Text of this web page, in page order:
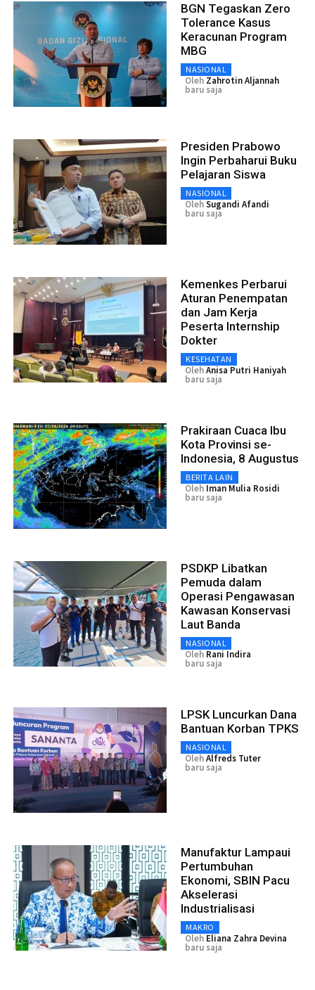
BGN Tegaskan Zero
Tolerance Kasus
Keracunan Program
MBG
NASIONAL
Oleh Zahrotin Aljannah
baru saja
Presiden Prabowo
Ingin Perbaharui Buku
Pelajaran Siswa
NASIONAL
OlehSugandi Afandi
baru saja
Kemenkes Perbarui
Aturan Penempatan
dan Jam Kerja
Peserta Internship
Dokter
KESEHATAN
OlehAnisa Putri Haniyah
baru saja
Prakiraan Cuaca Ibu
Kota Provinsi se-
Indonesia, 8 Augustus
BERITA LAIN
Oleh Iman Mulia Rosidi
baru saja
PSDKP Libatkan
Pemuda dalam
Operasi Pengawasan
Kawasan Konservasi
Laut Banda
NASIONAL
Oleh Rani Indira
baru saja
LPSK Luncurkan Dana
Bantuan Korban TPKS
NASIONAL
OlehAlfreds Tuter
baru saja
Manufaktur Lampaui
Pertumbuhan
Ekonomi, SBIN Pacu
Akselerasi
Industrialisasi
MAKRO
Oleh Eliana Zahra Devina
baru saja